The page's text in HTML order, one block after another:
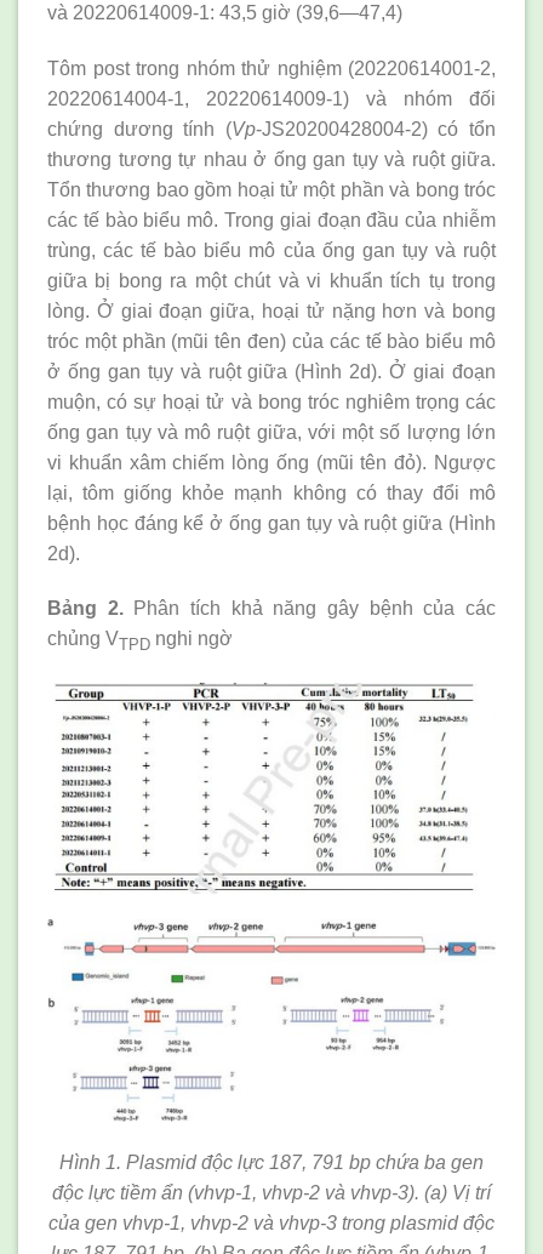
và 20220614009-1: 43,5 giờ (39,6—47,4)
Tôm post trong nhóm thử nghiệm (20220614001-2,
20220614004-1, 20220614009-1) và nhóm đối
chứng dương tính (Vp-JS20200428004-2) có tổn
thương tương tự nhau ở ống gan tụy và ruột giữa.
Tổn thương bao gồm hoại tử một phần và bong tróc
các tế bào biểu mô. Trong giai đoạn đầu của nhiễm
trùng, các tế bào biểu mô của ống gan tụy và ruột
giữa bị bong ra một chút và vi khuẩn tích tụ trong
lòng. Ở giai đoạn giữa, hoại tử nặng hơn và bong
tróc một phần (mũi tên đen) của các tế bào biểu mô
ở ống gan tụy và ruột giữa (Hình 2d). Ở giai đoạn
muộn, có sự hoại tử và bong tróc nghiêm trọng các
ống gan tụy và mô ruột giữa, với một số lượng lớn
vi khuẩn xâm chiếm lòng ống (mũi tên đỏ). Ngược
lại, tôm giống khỏe mạnh không có thay đổi mô
bệnh học đáng kể ở ống gan tụy và ruột giữa (Hình
2d).
Bảng 2.Phân tích khả năng gây bệnh của các
chủng VTPD nghi ngờ
Hình 1. Plasmid độc lực 187, 791 bp chứa ba gen
độc lực tiềm ẩn (vhvp-1, vhvp-2 và vhvp-3). (a) Vị trí
của gen vhvp-1, vhvp-2 và vhvp-3 trong plasmid độc